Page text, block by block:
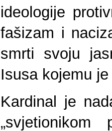
ideologije
fašizam i
smrti svoju
Isusa kojemu
Kardinal je